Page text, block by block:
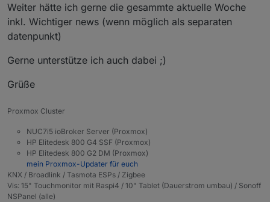
Weiter hätte ich gerne die gesammte aktuelle Woche
inkl. Wichtiger news (wenn möglich als separaten
datenpunkt)
Gerne unterstütze ich auch dabei ;)
Grüße
Proxmox Cluster
NUC7i5 ioBroker Server (Proxmox)
HP Elitedesk 800 G4 SSF (Proxmox)
HP Elitedesk 800 G2 DM (Proxmox)
mein Proxmox-Updater für euch
KNX / Broadlink / Tasmota ESPs / Zigbee
Vis: 15" Touchmonitor mit Raspi4 / 10" Tablet (Dauerstrom umbau) / Sonoff
NSPanel (alle)